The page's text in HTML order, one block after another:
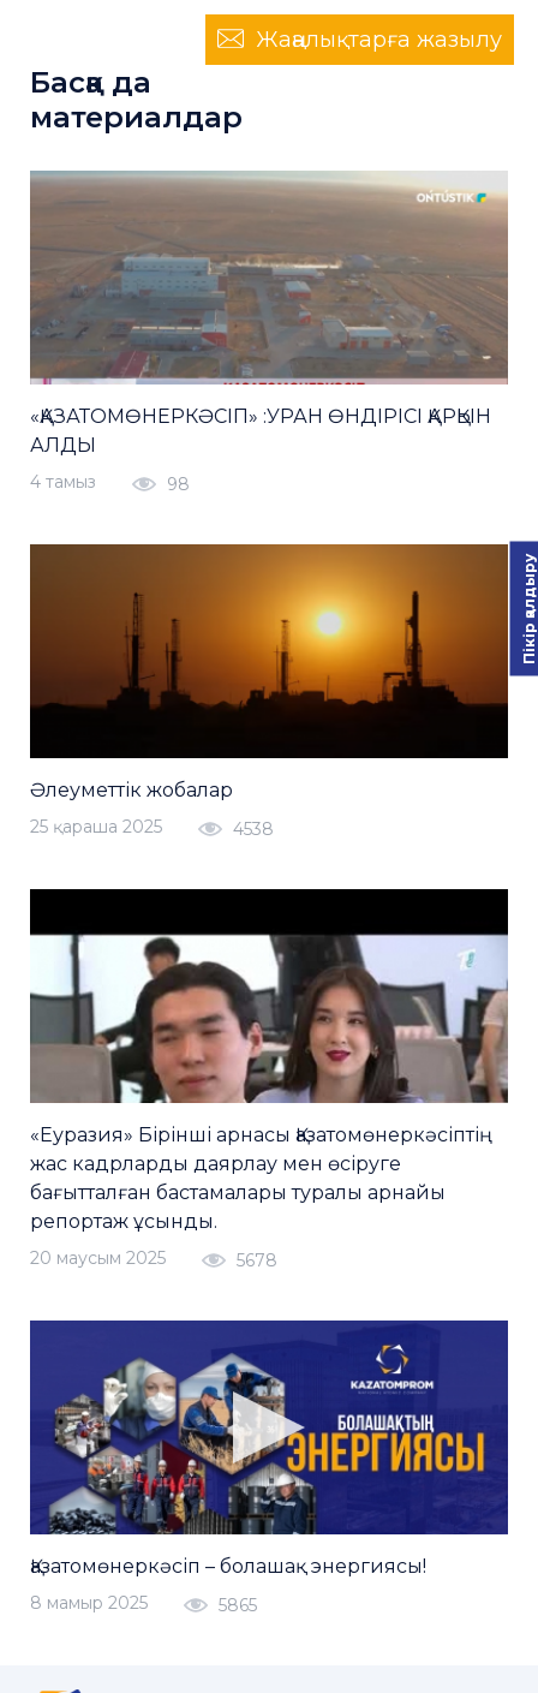
Жаңалықтарға жазылу
Басқа да
материалдар
«ҚАЗАТОМӨНЕРКӘСІП» :УРАН ӨНДІРІСІ ҚАРҚЫН
АЛДЫ
4 тамыз 98
Әлеуметтік жобалар
25 қараша 2025 4538
«Еуразия» Бірінші арнасы Қазатомөнеркәсіптің
жас кадрларды даярлау мен өсіруге
бағытталған бастамалары туралы арнайы
репортаж ұсынды.
20 маусым 2025 5678
Қазатомөнеркәсіп – болашақ энергиясы!
8 мамыр 2025 5865
Пікір қалдыру